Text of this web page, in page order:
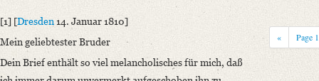
Notations: Datum sowie Empfangsort erschlossen.
Printed Text
Provider: Dresden, Sächsische Landesbibliothek - Staats- und
[1] [Dresden 14. Januar 1810]
Mein geliebtester Bruder
Dein Brief enthält so viel melancholisches für mich, daß
« Page 1